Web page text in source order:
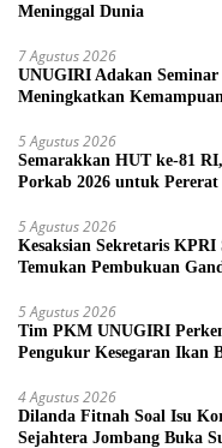
Meninggal Dunia
7 Agustus 2026
UNUGIRI Adakan
Meningkatkan
5 Agustus 2026
Semarakkan HUT ke-81
Porkab 2026 untuk Pererat
5 Agustus 2026
Kesaksian Sekretaris KPRI
Temukan Pembukuan
5 Agustus 2026
Tim PKM UNUGIRI
Pengukur Kesegaran Ikan
4 Agustus 2026
Dilanda Fitnah Soal Isu
Sejahtera Jombang Buka